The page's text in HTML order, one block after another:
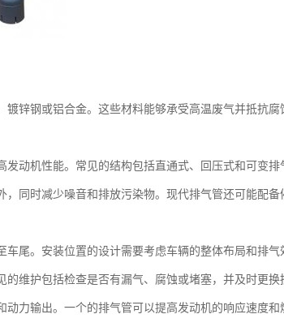
锌钢或铝合金。这些材料能够承受高温废气并抵抗腐
动机性能。常见的结构包括直通式、回压式和可变排
同时减少噪音和排放污染物。现代排气管还可能配备
尾。安装位置的设计需要考虑车辆的整体布局和排气
维护包括检查是否有漏气、腐蚀或堵塞，并及时更换
力输出。一个的排气管可以提高发动机的响应速度和